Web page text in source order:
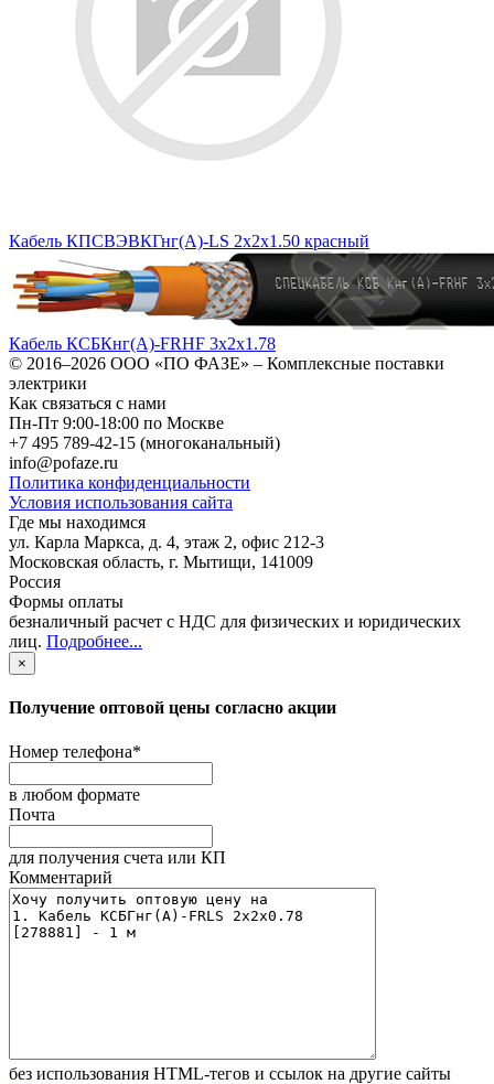
Кабель КПСВЭВКГнг(А)-LS 2х2х1.50 красный
Кабель КСБКнг(А)-FRHF 3х2х1.78
© 2016–2026 ООО «ПО ФАЗЕ» – Комплексные поставки
электрики
Как связаться с нами
Пн-Пт 9:00-18:00 по Москве
+7 495 789-42-15 (многоканальный)
info@pofaze.ru
Политика конфиденциальности
Условия использования сайта
Где мы находимся
ул. Карла Маркса, д. 4, этаж 2, офис 212-3
Московская область, г. Мытищи, 141009
Россия
Формы оплаты
безналичный расчет с НДС для физических и юридических
лиц. Подробнее...
×
Получение оптовой цены согласно акции
Номер телефона*
в любом формате
Почта
для получения счета или КП
Комментарий
без иcпользования HTML-тегов и ссылок на другие сайты